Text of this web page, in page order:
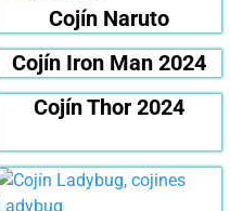
Cojín Naruto
Cojín Iron Man 2024
Cojín Thor 2024